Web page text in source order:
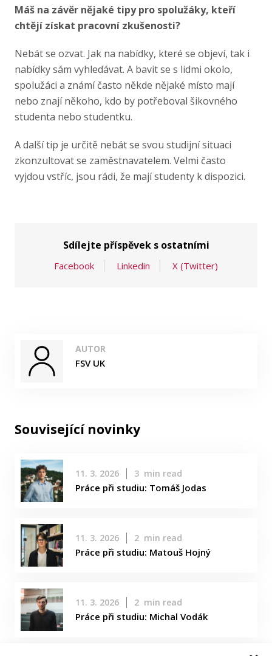
Máš na závěr nějaké tipy pro spolužáky, kteří
chtějí získat pracovní zkušenosti?
Nebát se ozvat. Jak na nabídky, které se objeví, tak i
nabídky sám vyhledávat. A bavit se s lidmi okolo,
spolužáci a známí často někde nějaké místo mají
nebo znají někoho, kdo by potřeboval šikovného
studenta nebo studentku.
A další tip je určitě nebát se svou studijní situaci
zkonzultovat se zaměstnavatelem. Velmi často
vyjdou vstříc, jsou rádi, že mají studenty k dispozici.
Sdílejte příspěvek s ostatními
Facebook Linkedin X (Twitter)
AUTOR
FSV UK
Související novinky
11. 3. 2026 3 min read
Práce při studiu: Tomáš Jodas
11. 3. 2026 2 min read
Práce při studiu: Matouš Hojný
11. 3. 2026 2 min read
Práce při studiu: Michal Vodák